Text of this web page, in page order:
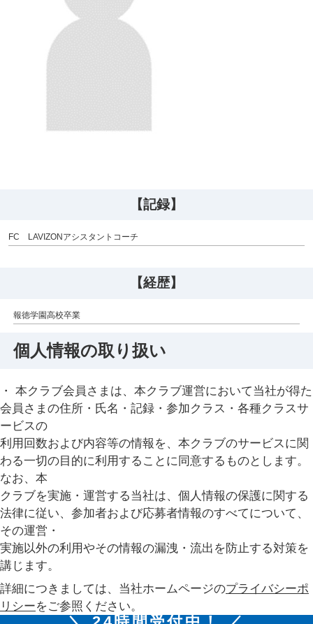
【記録】
FC LAVIZONアシスタントコーチ
【経歴】
報徳学園高校卒業
個人情報の取り扱い
・ 本クラブ会員さまは、本クラブ運営において当社が得た
会員さまの住所・氏名・記録・参加クラス・各種クラスサ
ービスの
利用回数および内容等の情報を、本クラブのサービスに関
わる一切の目的に利用することに同意するものとします。
なお、本
クラブを実施・運営する当社は、個人情報の保護に関する
法律に従い、参加者および応募者情報のすべてについて、
その運営・
実施以外の利用やその情報の漏洩・流出を防止する対策を
講じます。
詳細につきましては、当社ホームページのプライバシーポ
リシーをご参照ください。